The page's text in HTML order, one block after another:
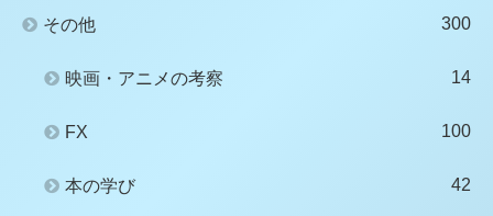
その他 300
映画・アニメの考察 14
FX 100
本の学び 42